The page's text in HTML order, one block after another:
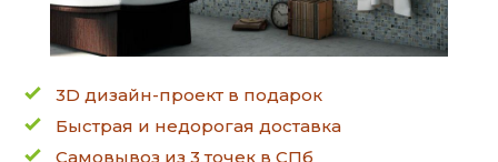
3D дизайн-проект в подарок
Быстрая и недорогая доставка
Самовывоз из 3 точек в СПб